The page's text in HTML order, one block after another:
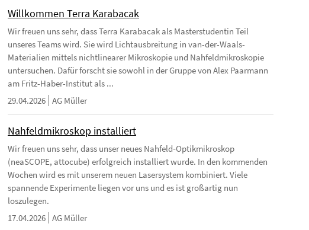
Willkommen Terra Karabacak
Wir freuen uns sehr, dass Terra Karabacak als Masterstudentin Teil
unseres Teams wird. Sie wird Lichtausbreitung in van-der-Waals-
Materialien mittels nichtlinearer Mikroskopie und Nahfeldmikroskopie
untersuchen. Dafür forscht sie sowohl in der Gruppe von Alex Paarmann
am Fritz-Haber-Institut als ...
29.04.2026 AG Müller
Nahfeldmikroskop installiert
Wir freuen uns sehr, dass unser neues Nahfeld‑Optikmikroskop
(neaSCOPE, attocube) erfolgreich installiert wurde. In den kommenden
Wochen wird es mit unserem neuen Lasersystem kombiniert. Viele
spannende Experimente liegen vor uns und es ist großartig nun
loszulegen.
17.04.2026 AG Müller